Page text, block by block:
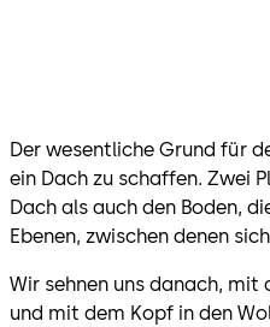
Der wesentliche Grund für
ein Dach zu schaffen. Zwei
Dach als auch den Boden,
Ebenen, zwischen denen
Wir sehnen uns danach, mit
und mit dem Kopf in den